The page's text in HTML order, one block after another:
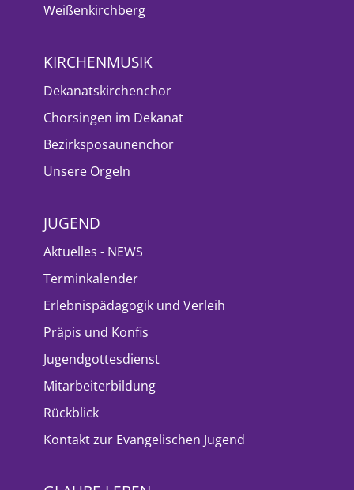
Weißenkirchberg
KIRCHENMUSIK
Dekanatskirchenchor
Chorsingen im Dekanat
Bezirksposaunenchor
Unsere Orgeln
JUGEND
Aktuelles - NEWS
Terminkalender
Erlebnispädagogik und Verleih
Präpis und Konfis
Jugendgottesdienst
Mitarbeiterbildung
Rückblick
Kontakt zur Evangelischen Jugend